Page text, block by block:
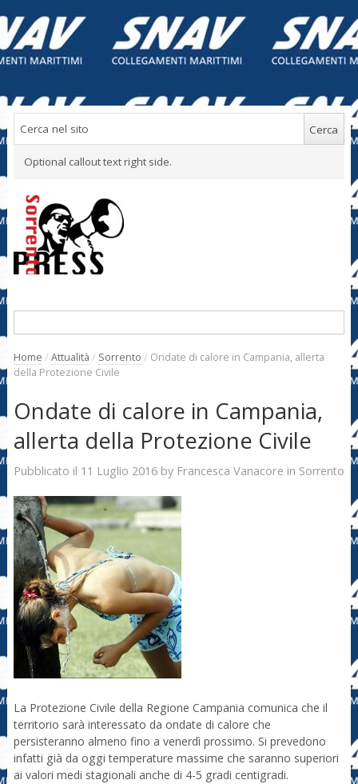
Optional callout text right side.
Home / Attualità / Sorrento / Ondate di calore in Campania, allerta
della Protezione Civile
Ondate di calore in Campania,
allerta della Protezione Civile
Pubblicato il 11 Luglio 2016by Francesca Vanacore in Sorrento
La Protezione Civile della Regione Campania comunica che il
territorio sarà interessato da ondate di calore che
persisteranno almeno fino a venerdì prossimo. Si prevedono
infatti già da oggi temperature massime che saranno superiori
ai valori medi stagionali anche di 4-5 gradi centigradi.